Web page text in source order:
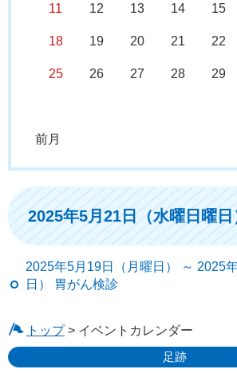
11 12 13 14 15
18 19 20 21 22
25 26 27 28 29
前月
2025年5月21日（水曜日曜日
2025年5月19日（月曜日） ～ 2025
日） 胃がん検診
トップ> イベントカレンダー
足跡